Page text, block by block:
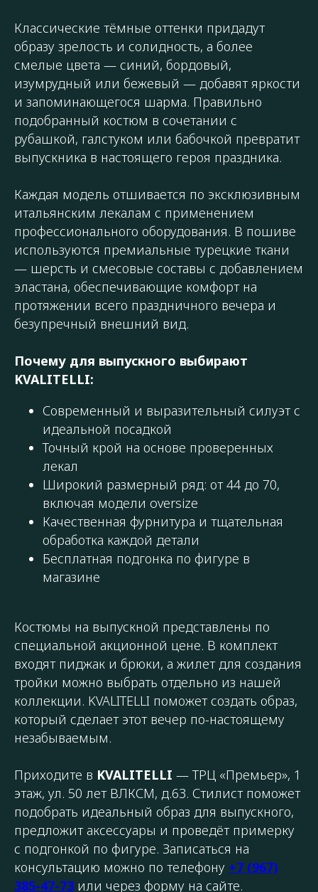
Классические тёмные оттенки придадут
образу зрелость и солидность, а более
смелые цвета — синий, бордовый,
изумрудный или бежевый — добавят яркости
и запоминающегося шарма. Правильно
подобранный костюм в сочетании с
рубашкой, галстуком или бабочкой превратит
выпускника в настоящего героя праздника.
Каждая модель отшивается по эксклюзивным
итальянским лекалам с применением
профессионального оборудования. В пошиве
используются премиальные турецкие ткани
— шерсть и смесовые составы с добавлением
эластана, обеспечивающие комфорт на
протяжении всего праздничного вечера и
безупречный внешний вид.
Почему для выпускного выбирают
KVALITELLI:
Современный и выразительный силуэт с
идеальной посадкой
Точный крой на основе проверенных
лекал
Широкий размерный ряд: от 44 до 70,
включая модели oversize
Качественная фурнитура и тщательная
обработка каждой детали
Бесплатная подгонка по фигуре в
магазине
Костюмы на выпускной представлены по
специальной акционной цене. В комплект
входят пиджак и брюки, а жилет для создания
тройки можно выбрать отдельно из нашей
коллекции. KVALITELLI поможет создать образ,
который сделает этот вечер по-настоящему
незабываемым.
Приходите в KVALITELLI — ТРЦ «Премьер», 1
этаж, ул. 50 лет ВЛКСМ, д.63. Стилист поможет
подобрать идеальный образ для выпускного,
предложит аксессуары и проведёт примерку
с подгонкой по фигуре. Записаться на
консультацию можно по телефону +7 (967)
385-47-73 или через форму на сайте.